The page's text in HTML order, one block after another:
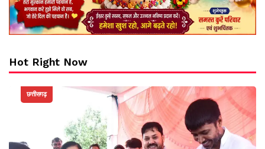
Hot Right Now
छत्तीसगढ़